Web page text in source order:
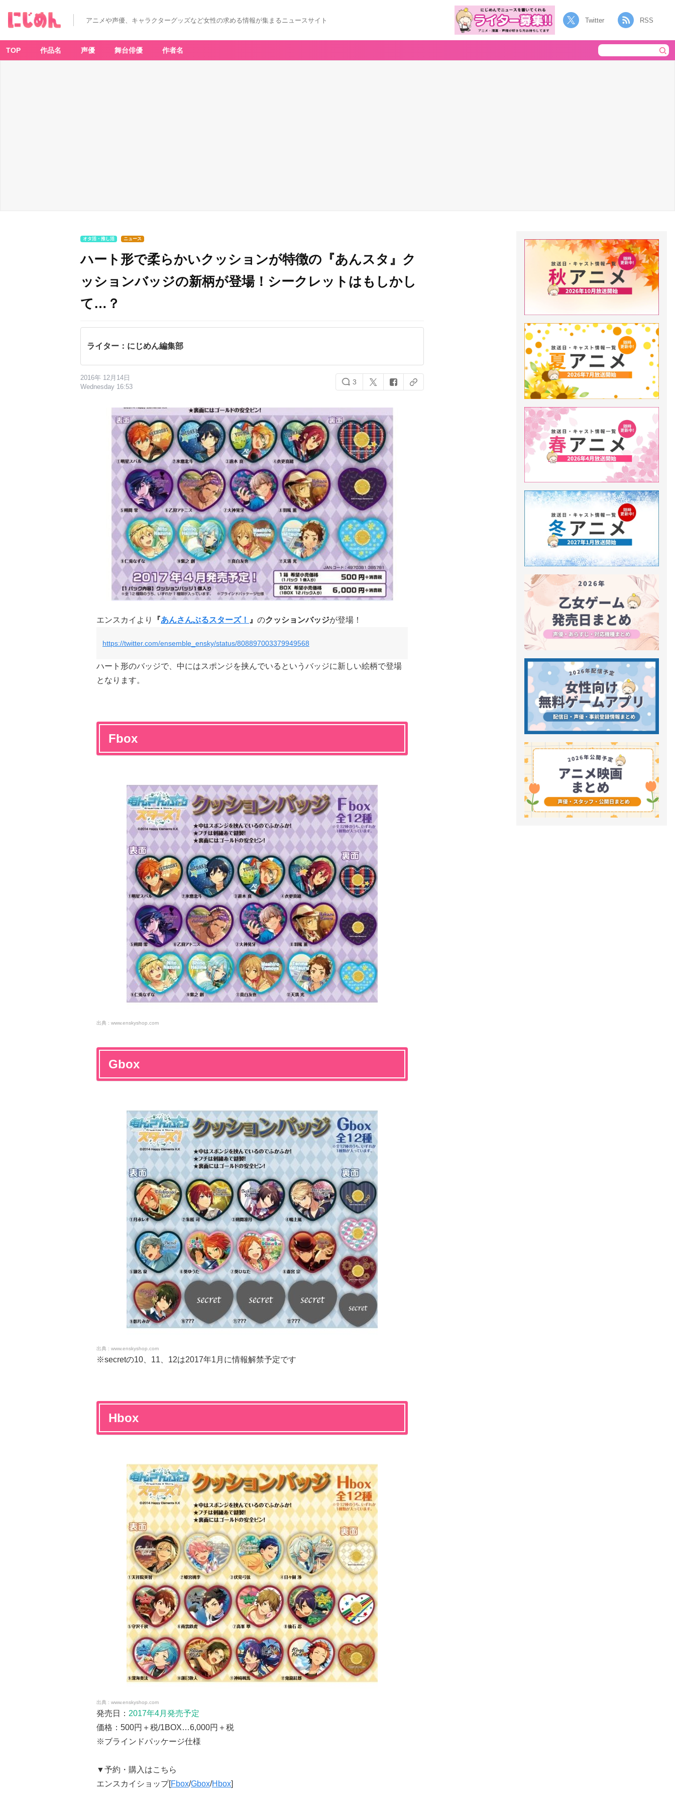
アニメや声優、キャラクターグッズなど女性の求める情報が集まるニュースサイト Twitter RSS
TOP 作品名 声優 舞台俳優 作者名
オタ活・推し活 ニュース
ハート形で柔らかいクッションが特徴の『あんスタ』ク
ッションバッジの新柄が登場！シークレットはもしかし
て…？
ライター：にじめん編集部
2016年 12月14日
Wednesday 16:53
3
エンスカイより 『あんさんぶるスターズ！ 』 のクッションバッジが登場！
https://twitter.com/ensemble_ensky/status/808897003379949568
ハート形のバッジで、中にはスポンジを挟んでいるというバッジに新しい絵柄で登場
となります。
Fbox
www.enskyshop.com
Gbox
www.enskyshop.com
※secretの10、11、12は2017年1月に情報解禁予定です
Hbox
www.enskyshop.com
発売日： 2017年4月発売予定
価格：500円＋税/1BOX…6,000円＋税
※ブラインドパッケージ仕様
▼予約・購入はこちら
エンスカイショップ[Fbox/Gbox/Hbox]